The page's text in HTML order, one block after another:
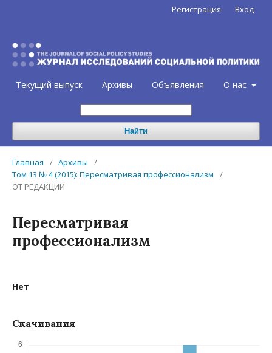
Текущий выпуск Архивы Объявления О нас
Найти
Регистрация Вход
Главная / Архивы
/
Том 13 № 4 (2015): Пересматривая профессионализм
/
ОТ РЕДАКЦИИ
Пересматривая
профессионализм
Нет
Скачивания